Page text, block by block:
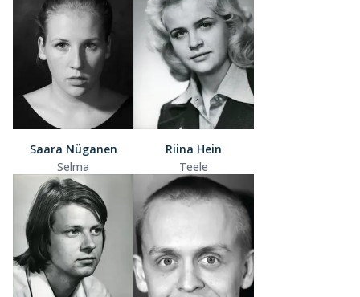
Saara Nüganen
Selma
Riina Hein
Teele